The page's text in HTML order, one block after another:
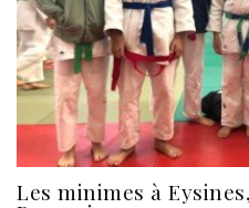
Les minimes à